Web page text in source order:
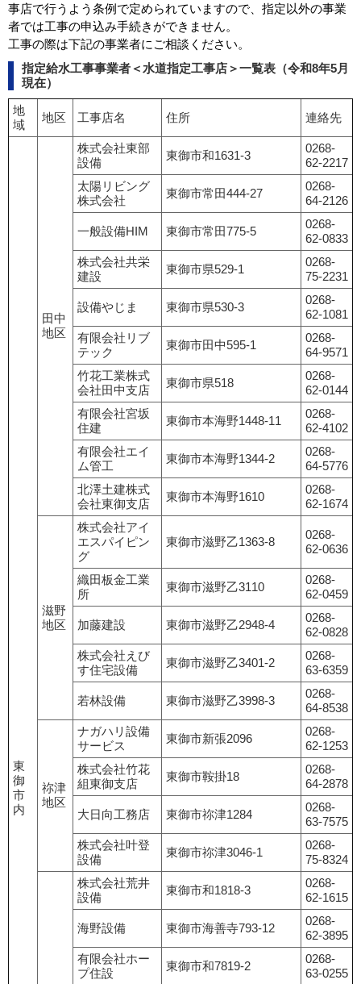
事店で行うよう条例で定められていますので、指定以外の事業
者では工事の申込み手続きができません。
工事の際は下記の事業者にご相談ください。
指定給水工事事業者＜水道指定工事店＞一覧表（令和8年5月
現在）
地
域
地区 工事店名 住所 連絡先
東
御
市
内
田中
地区
株式会社東部
設備
東御市和1631-3
0268-
62-2217
太陽リビング
株式会社
東御市常田444-27
0268-
64-2126
一般設備HIM 東御市常田775-5
0268-
62-0833
株式会社共栄
建設
東御市県529-1
0268-
75-2231
設備やじま 東御市県530-3
0268-
62-1081
有限会社リブ
テック
東御市田中595-1
0268-
64-9571
竹花工業株式
会社田中支店
東御市県518
0268-
62-0144
有限会社宮坂
住建
東御市本海野1448-11
0268-
62-4102
有限会社エイ
ム管工
東御市本海野1344-2
0268-
64-5776
北澤土建株式
会社東御支店
東御市本海野1610
0268-
62-1674
滋野
地区
株式会社アイ
エスパイピン
グ
東御市滋野乙1363-8
0268-
62-0636
織田板金工業
所
東御市滋野乙3110
0268-
62-0459
加藤建設 東御市滋野乙2948-4
0268-
62-0828
株式会社えび
す住宅設備
東御市滋野乙3401-2
0268-
63-6359
若林設備 東御市滋野乙3998-3
0268-
64-8538
祢津
地区
ナガハリ設備
サービス
東御市新張2096
0268-
62-1253
株式会社竹花
組東御支店
東御市鞍掛18
0268-
64-2878
大日向工務店 東御市祢津1284
0268-
63-7575
株式会社叶登
設備
東御市祢津3046-1
0268-
75-8324
株式会社荒井
設備
東御市和1818-3
0268-
62-1615
海野設備 東御市海善寺793-12
0268-
62-3895
有限会社ホー
プ住設
東御市和7819-2
0268-
63-0255